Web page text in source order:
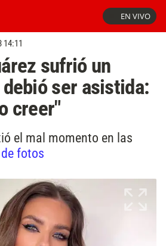
EN VIVO
14:11
sufrió un
ser asistida:
creer"
el mal momento en las
fotos